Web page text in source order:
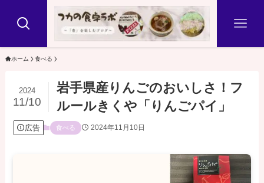
ホーム 食べる
岩手県産りんごのおいしさ！フ
ルールきくや「りんごパイ」
2024
11/10
広告 食べる 2024年11月10日